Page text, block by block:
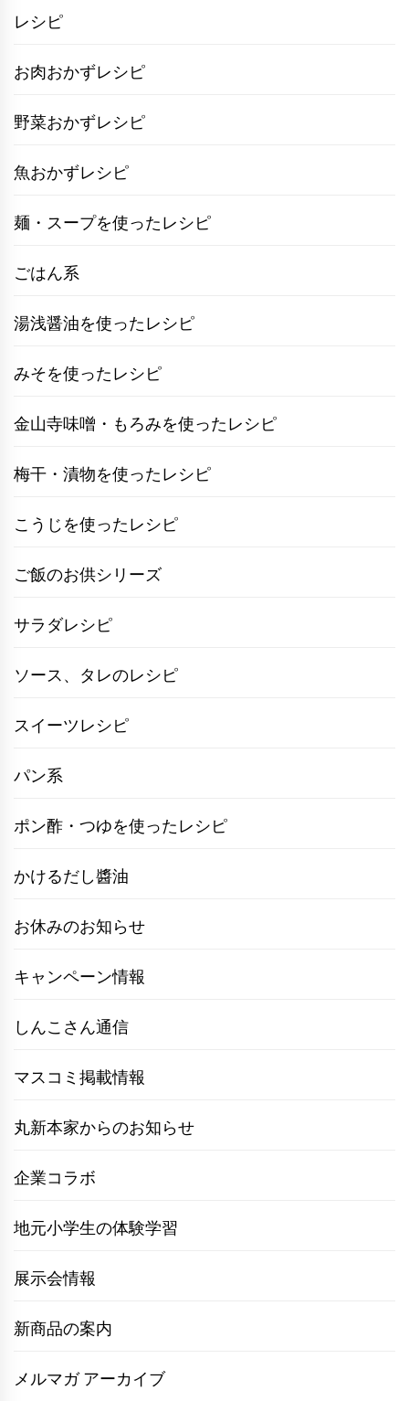
レシピ
お肉おかずレシピ
野菜おかずレシピ
魚おかずレシピ
麺・スープを使ったレシピ
ごはん系
湯浅醤油を使ったレシピ
みそを使ったレシピ
金山寺味噌・もろみを使ったレシピ
梅干・漬物を使ったレシピ
こうじを使ったレシピ
ご飯のお供シリーズ
サラダレシピ
ソース、タレのレシピ
スイーツレシピ
パン系
ポン酢・つゆを使ったレシピ
かけるだし醬油
お休みのお知らせ
キャンペーン情報
しんこさん通信
マスコミ掲載情報
丸新本家からのお知らせ
企業コラボ
地元小学生の体験学習
展示会情報
新商品の案内
メルマガ アーカイブ